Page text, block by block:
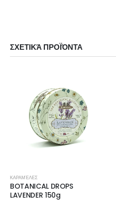
ΣΧΕΤΙΚΆ ΠΡΟΪΌΝΤΑ
ΚΑΡΑΜΈΛΕΣ
BOTANICAL DROPS
LAVENDER 150g